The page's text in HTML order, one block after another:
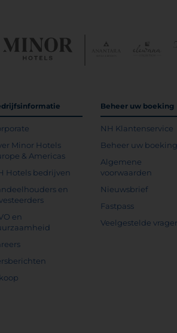
Minor Hotels
& Americas
Hotels bedrijven
en
en
Beheer uw boeking
NH Klantenservice
Beheer uw boeking
Algemene
voorwaarden
Nieuwsbrief
Fastpass
Veelgestelde